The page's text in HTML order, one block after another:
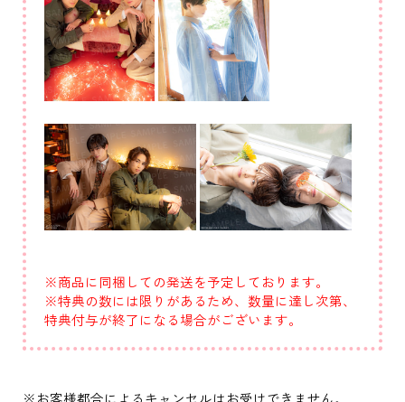
※商品に同梱しての発送を予定しております。
※特典の数には限りがあるため、数量に達し次第、
特典付与が終了になる場合がございます。
※お客様都合によるキャンセルはお受けできません｡